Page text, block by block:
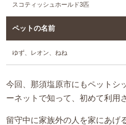
スコティッシュホールド3匹
ペットの名前
ゆず、レオン、ねね
今回、那須塩原市にもペットシ
ーネットで知って、初めて利用
留守中に家族外の人を家にあげ